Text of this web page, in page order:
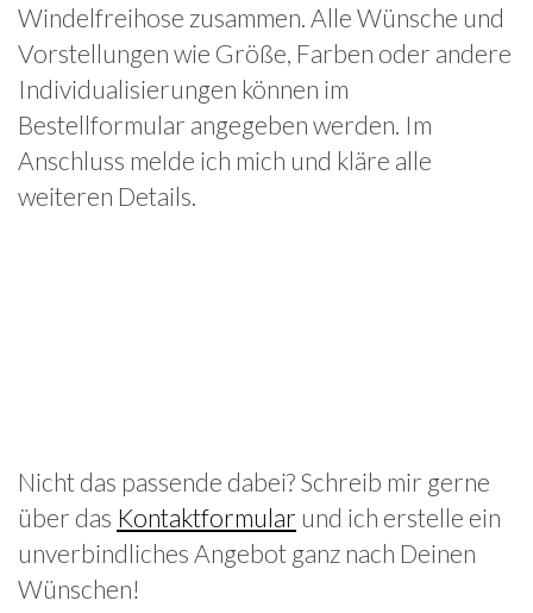
Windelfreihose zusammen. Alle Wünsche und
Vorstellungen wie Größe, Farben oder andere
Individualisierungen können im
Bestellformular angegeben werden. Im
Anschluss melde ich mich und kläre alle
weiteren Details.
Nicht das passende dabei? Schreib mir gerne
über das Kontaktformular und ich erstelle ein
unverbindliches Angebot ganz nach Deinen
Wünschen!